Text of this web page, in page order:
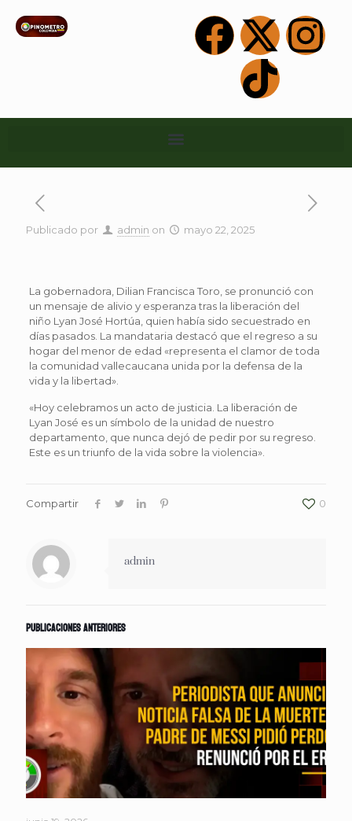
Publicado por admin on mayo 22, 2025
La gobernadora, Dilian Francisca Toro, se pronunció con
un mensaje de alivio y esperanza tras la liberación del
niño Lyan José Hortúa, quien había sido secuestrado en
días pasados. La mandataria destacó que el regreso a su
hogar del menor de edad «representa el clamor de toda
la comunidad vallecaucana unida por la defensa de la
vida y la libertad».
«Hoy celebramos un acto de justicia. La liberación de
Lyan José es un símbolo de la unidad de nuestro
departamento, que nunca dejó de pedir por su regreso.
Este es un triunfo de la vida sobre la violencia».
Compartir 0
admin
Publicaciones anteriores